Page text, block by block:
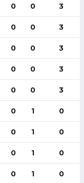
0 0 3
0 0 3
0 0 3
0 0 3
0 0 3
0 1 0
0 1 0
0 1 0
0 1 0